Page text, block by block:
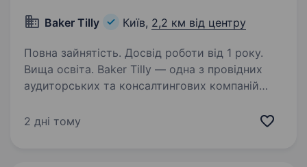
Baker Tilly Київ, 2,2 км від центру
Повна зайнятість. Досвід роботи від 1 року.
Вища освіта. Baker Tilly — одна з провідних
аудиторських та консалтингових компаній
Baker Tilly International, представленої у 145
2 дні тому